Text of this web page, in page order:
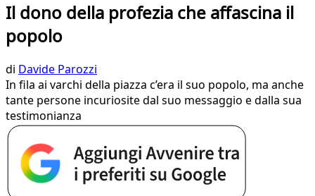
Il dono della profezia che affascina il
popolo
di Davide Parozzi
In fila ai varchi della piazza c’era il suo popolo, ma anche
tante persone incuriosite dal suo messaggio e dalla sua
testimonianza